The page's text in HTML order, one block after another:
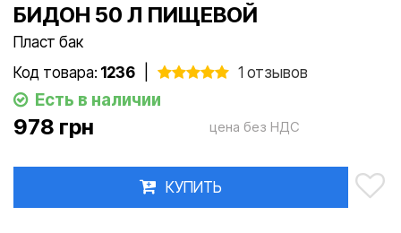
БИДОН 50 Л ПИЩЕВОЙ
Пласт бак
Код товара: 1236 1 отзывов
Есть в наличии
978 грн цена без НДС
КУПИТЬ